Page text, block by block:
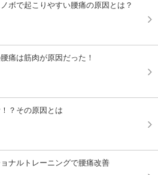
ボで起こりやすい腰痛の原因とは？
痛は筋肉が原因だった！
？その原因とは
ナルトレーニングで腰痛改善